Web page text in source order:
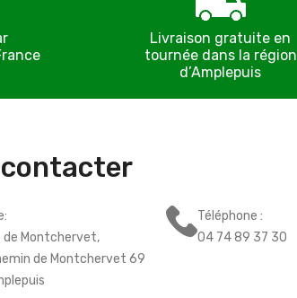
Livraison gratuite en
tournée dans la région
d’Amplepuis
de Montchervet,
de Montchervet 69
Téléphone :
04 74 89 37 30